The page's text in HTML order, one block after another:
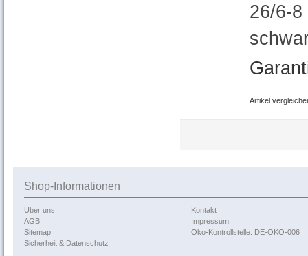
26/6-
Artikel
Shop-Informationen
Über uns
AGB
Sitemap
Sicherheit & Datenschutz
Kontakt
Impressum
Öko-Kontrollstelle: DE-ÖKO-006